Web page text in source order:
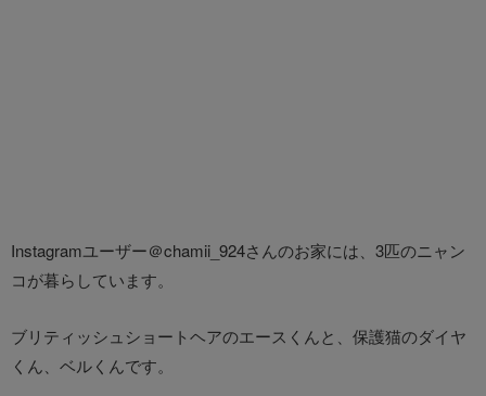
Instagramユーザー＠chamii_924さんのお家には、3匹のニャン
コが暮らしています。
ブリティッシュショートヘアのエースくんと、保護猫のダイヤ
くん、ベルくんです。